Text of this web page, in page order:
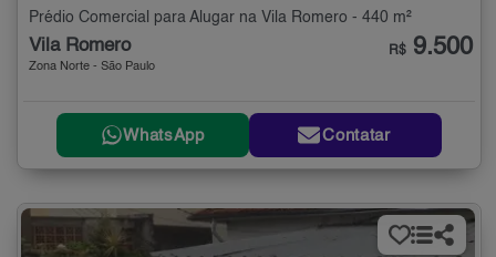
Prédio Comercial para Alugar na Vila Romero - 440 m²
Vila Romero
Zona Norte - São Paulo
R$ 9.500
WhatsApp Contatar